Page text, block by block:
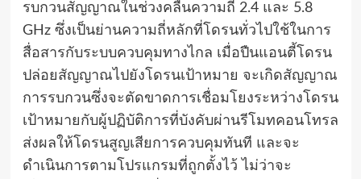
รบกวนสัญญาณในช่วงคลื่นความถี่ 2.4 และ 5.8
GHz ซึ่งเป็นย่านความถี่หลักที่โดรนทั่วไปใช้ในการ
สื่อสารกับระบบควบคุมทางไกล เมื่อปืนแอนตี้โดรน
ปล่อยสัญญาณไปยังโดรนเป้าหมาย จะเกิดสัญญาณ
การรบกวนซึ่งจะตัดขาดการเชื่อมโยงระหว่างโดรน
เป้าหมายกับผู้ปฏิบัติการที่บังคับผ่านรีโมทคอนโทรล
ส่งผลให้โดรนสูญเสียการควบคุมทันที และจะ
ดำเนินการตามโปรแกรมที่ถูกตั้งไว้ ไม่ว่าจะ